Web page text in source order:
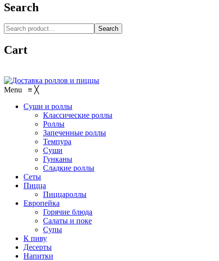
Search
Search
Cart
Menu ≡ ╳
Суши и роллы
Классические роллы
Роллы
Запеченные роллы
Темпура
Суши
Гунканы
Сладкие роллы
Сеты
Пицца
Пиццароллы
Европейка
Горячие блюда
Салаты и поке
Супы
К пиву
Десерты
Напитки